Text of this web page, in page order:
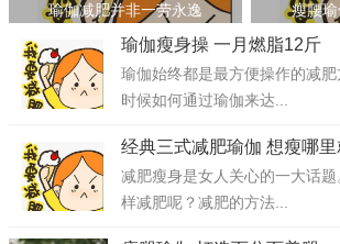
瑜伽减肥并非一劳永逸 瘦腰
瑜伽瘦身操 一月燃脂12斤
瑜伽始终都是最方便操作的减
时候如何通过瑜伽来达...
经典三式减肥瑜伽 想瘦哪
减肥瘦身是女人关心的一大话
样减肥呢？减肥的方法...